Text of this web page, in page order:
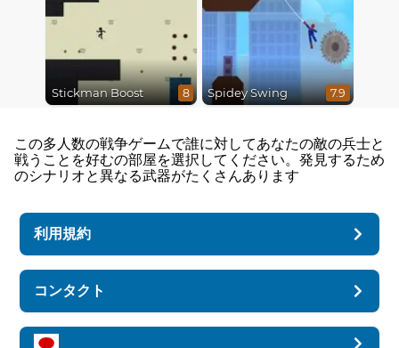
Stickman Boost 8 Spidey Swing 7.9
この多人数の戦争ゲームで誰に対してあなたの敵の兵士と
戦うことを好むの部屋を選択してください。発見するため
のシナリオと異なる武器がたくさんあります
利用規約
コンタクト